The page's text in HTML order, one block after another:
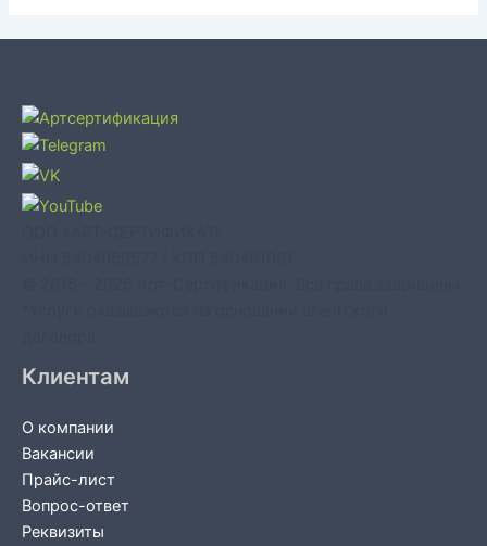
Клиентам
О компании
Вакансии
Прайс-лист
Вопрос-ответ
Реквизиты